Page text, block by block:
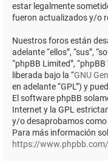
estar legalmente
fueron actualizados y/o
Nuestros foros están
adelante “ellos”, “sus”,
“phpBB Limited”,
liberada bajo la “GNU
en adelante “GPL”) y
El software phpBB
Internet y la GPL
y/o desaprobamos
Para más información
https://www.phpbb.com/